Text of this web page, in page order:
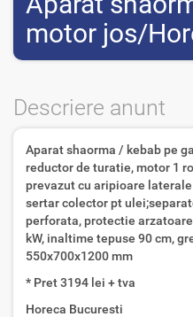
motor jos/
Descriere anunt
Aparat shaorma / kebab pe
reductor de turatie, motor 1
prevazut cu aripioare
sertar colector pt
perforata, protectie
kW, inaltime tepuse 90 cm,
550x700x1200 mm
* Pret 3194 lei + tva
Horeca Bucuresti